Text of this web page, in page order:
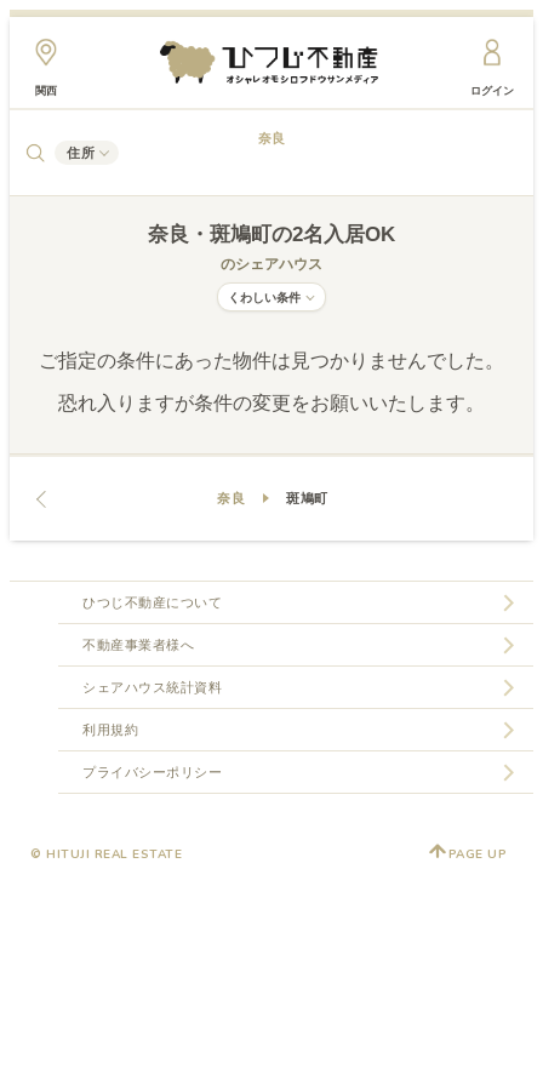
関西 ログイン
住所
奈良
奈良 ・斑鳩町の2名入居OK
のシェアハウス
くわしい条件
ご指定の条件にあった物件は見つかりませんでした。
恐れ入りますが条件の変更をお願いいたします。
奈良 斑鳩町
ひつじ不動産について
不動産事業者様へ
シェアハウス統計資料
利用規約
プライバシーポリシー
© HITUJI REAL ESTATE PAGE UP